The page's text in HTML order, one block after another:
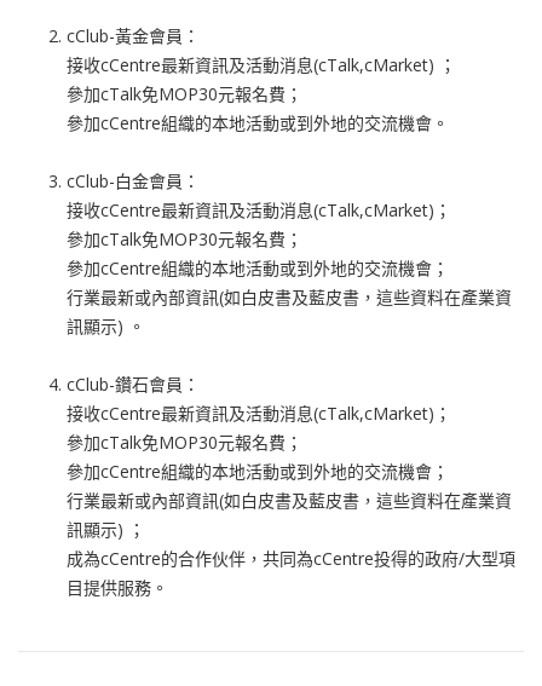
cClub-黃金會員：
接收cCentre最新資訊及活動消息(cTalk,cMarket) ；
參加cTalk免MOP30元報名費；
參加cCentre組織的本地活動或到外地的交流機會。
cClub-白金會員：
接收cCentre最新資訊及活動消息(cTalk,cMarket)；
參加cTalk免MOP30元報名費；
參加cCentre組織的本地活動或到外地的交流機會；
行業最新或內部資訊(如白皮書及藍皮書，這些資料在產業資
訊顯示) 。
cClub-鑽石會員：
接收cCentre最新資訊及活動消息(cTalk,cMarket)；
參加cTalk免MOP30元報名費；
參加cCentre組織的本地活動或到外地的交流機會；
行業最新或內部資訊(如白皮書及藍皮書，這些資料在產業資
訊顯示) ；
成為cCentre的合作伙伴，共同為cCentre投得的政府/大型項
目提供服務。